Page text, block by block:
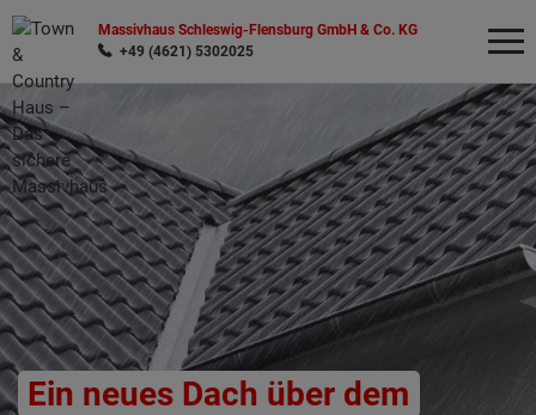
Massivhaus Schleswig-Flensburg GmbH & Co. KG
+49 (4621) 5302025
Ein neues Dach über dem
Wonach möchten Sie suchen?